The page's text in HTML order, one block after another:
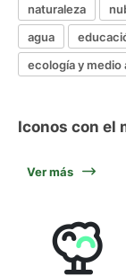
naturaleza
agua
ecología y medio
Iconos con el
Ver más